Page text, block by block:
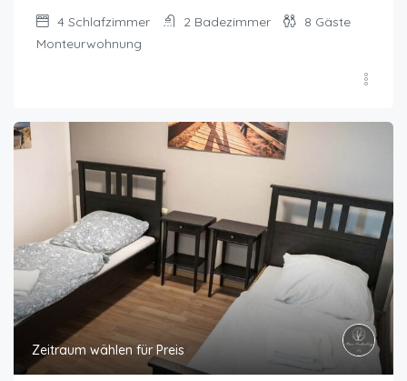
4 Schlafzimmer 2 Badezimmer 8 Gäste
Monteurwohnung
Zeitraum wählen für Preis